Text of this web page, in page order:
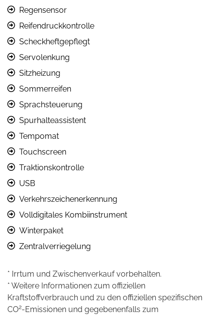
Regensensor
Reifendruckkontrolle
Scheckheftgepflegt
Servolenkung
Sitzheizung
Sommerreifen
Sprachsteuerung
Spurhalteassistent
Tempomat
Touchscreen
Traktionskontrolle
USB
Verkehrszeichenerkennung
Volldigitales Kombiinstrument
Winterpaket
Zentralverriegelung
* Irrtum und Zwischenverkauf vorbehalten.
* Weitere Informationen zum offiziellen
Kraftstoffverbrauch und zu den offiziellen spezifischen
CO2-Emissionen und gegebenenfalls zum